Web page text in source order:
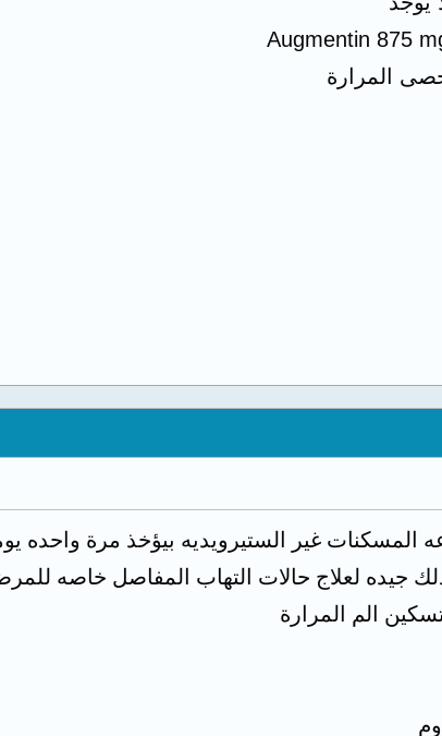
Augmentin 875
المرارة
غير الستيرويديه بيؤخذ مرة واحده
جيده لعلاج حالات التهاب المفاصل خاصه
الم المرارة